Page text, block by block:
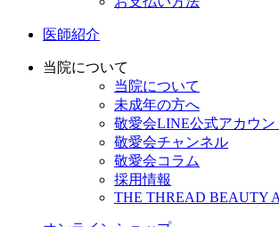
医師紹介
当院について
当院について
未成年の方へ
敬愛会LINE公式アカウン
敬愛会チャンネル
敬愛会コラム
採用情報
THE THREAD BEAUTY